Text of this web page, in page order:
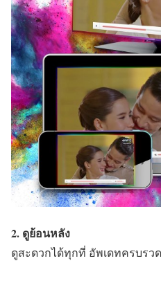
2. ดูย้อนหลัง
ดูสะดวกได้ทุกที่ อัพเดทครบรวด